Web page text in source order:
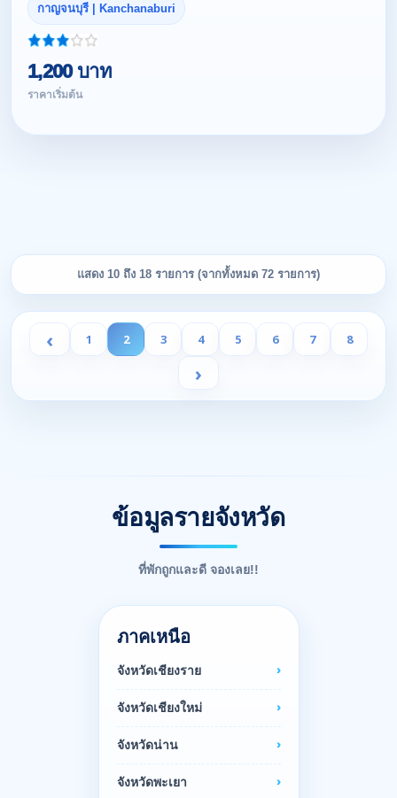
กาญจนบุรี | Kanchanaburi
1,200 บาท
ราคาเริ่มต้น
แสดง 10 ถึง 18 รายการ (จากทั้งหมด 72 รายการ)
‹ 1 2 3 4 5 6 7 8
›
ข้อมูลรายจังหวัด
ที่พักถูกและดี จองเลย!!
ภาคเหนือ
จังหวัดเชียงราย
จังหวัดเชียงใหม่
จังหวัดน่าน
จังหวัดพะเยา